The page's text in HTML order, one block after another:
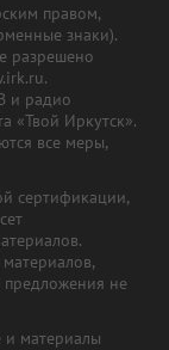
правом,
знаки).
разрешено
и радио
«Твой Иркутск».
все меры,
сертификации,
предложения не
и материалы